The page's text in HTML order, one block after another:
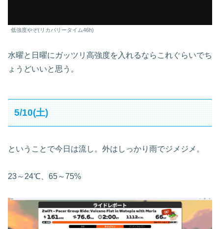
低強度やぞ(リカバリータイム46h)
水曜と日曜にガッツリ高強度を入れるならこれぐらいでち
ょうどいいと思う。
5/10(土)
ということで今日は流し。外はしっかり雨でジメジメ。
23～24℃、65～75%